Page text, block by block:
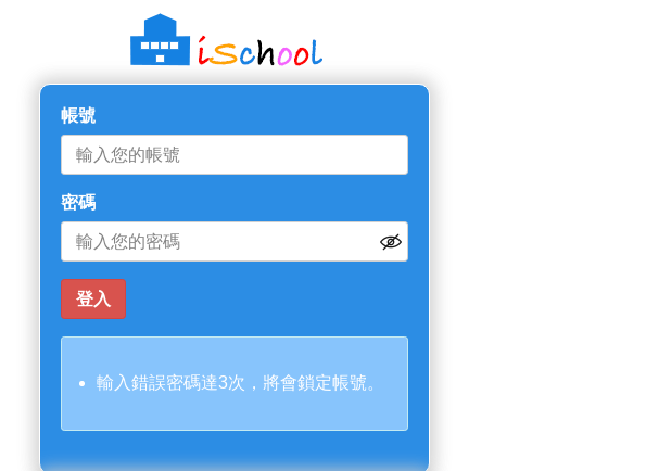
帳號
密碼
輸入錯誤密碼達3次，將會鎖定帳號。